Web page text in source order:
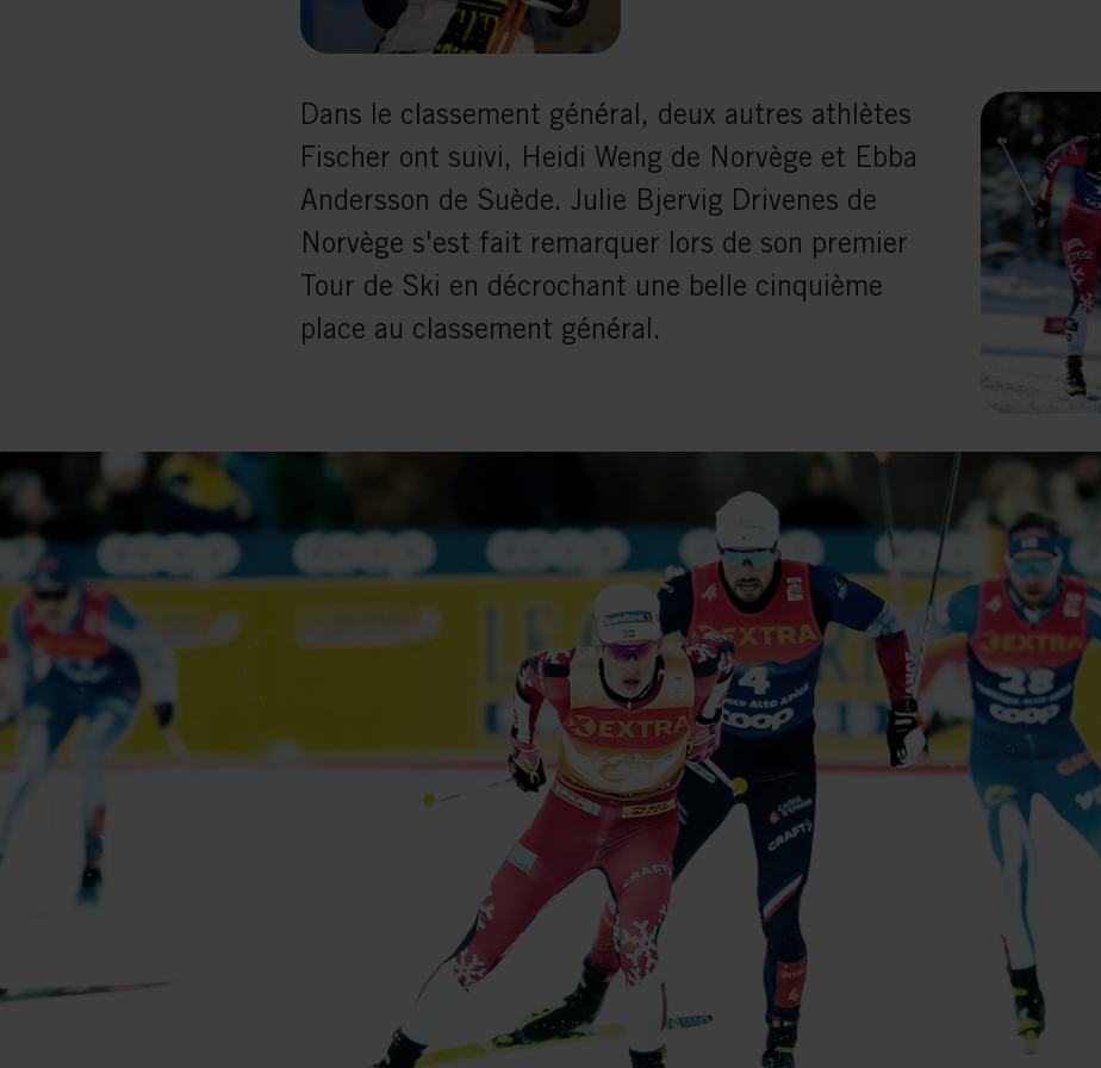
Dans le classement général, deux autres athlètes
Fischer ont suivi, Heidi Weng de Norvège et Ebba
Andersson de Suède. Julie Bjervig Drivenes de
Norvège s'est fait remarquer lors de son premier
Tour de Ski en décrochant une belle cinquième
place au classement général.
relevant and engaging advertisements. By enabling marketing cookies, you grant
permission for personalized advertising across various platforms.